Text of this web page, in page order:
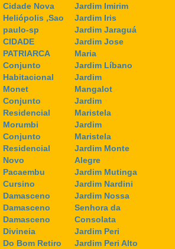
Cidade Nova
Heliópolis ,Sao
paulo-sp
CIDADE
PATRIARCA
Conjunto
Habitacional
Monet
Conjunto
Residencial
Morumbi
Conjunto
Residencial
Novo
Pacaembu
Cursino
Damasceno
Damasceno
Damasceno
Divineia
Do Bom Retiro
Jardim Imirim
Jardim Iris
Jardim Jaraguá
Jardim Jose
Maria
Jardim Líbano
Jardim
Mangalot
Jardim
Maristela
Jardim
Maristela
Jardim Monte
Alegre
Jardim Mutinga
Jardim Nardini
Jardim Nossa
Senhora da
Consolata
Jardim Peri
Jardim Peri Alto